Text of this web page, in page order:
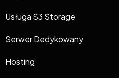
Usługa S3 Storage
Serwer Dedykowany
Hosting